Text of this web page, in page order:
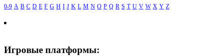
0-9 A B C D E F G H I J K L M N O P Q R S T U V W X Y Z
Игровые платформы: